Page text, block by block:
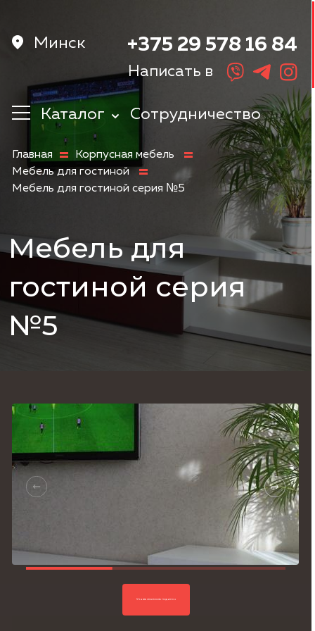
Минск
Каталог
Кухни
Корпусная
мебель
Шкафы
Мебель в
спальню
Детская мебель
Сотрудничество
+375 29 578 16 84
Написать в
Главная
Корпусная мебель
Мебель для гостиной
Мебель для гостиной серия №5
Мебель для
гостиной серия
№5
Узнать стоимость под ключ